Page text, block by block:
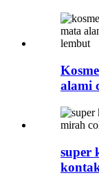
alami
super